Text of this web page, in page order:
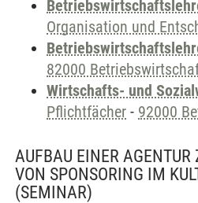
Organisation und
82000
Wirtschafts- und
Pflichtfächer - 92000
AUFBAU EINER AGENTUR
VON SPONSORING IM
(SEMINAR)